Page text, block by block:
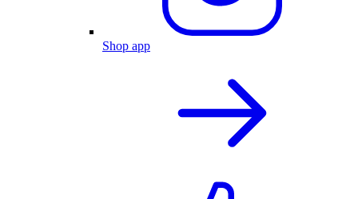
Shop app